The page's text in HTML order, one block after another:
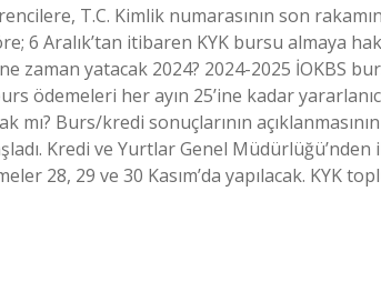
T.C. Kimlik numarasının son
6 Aralık’tan itibaren KYK bursu almaya
zaman yatacak 2024? 2024-2025 İOKBS
ödemeleri her ayın 25’ine kadar
mı? Burs/kredi sonuçlarının
Kredi ve Yurtlar Genel
28, 29 ve 30 Kasım’da yapılacak. KYK